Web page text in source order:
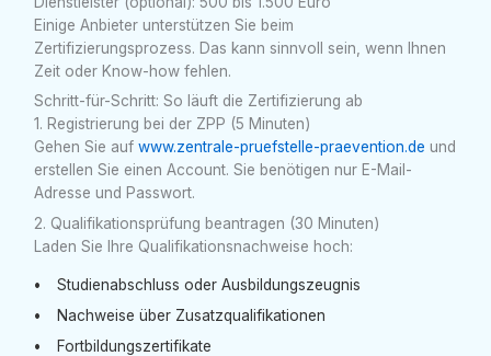
Einige Anbieter unterstützen Sie beim
Zertifizierungsprozess. Das kann sinnvoll sein, wenn Ihnen
Zeit oder Know-how fehlen.
Schritt-für-Schritt: So läuft die Zertifizierung ab
1. Registrierung bei der ZPP (5 Minuten)
Gehen Sie aufwww.zentrale-pruefstelle-praevention.de und
erstellen Sie einen Account. Sie benötigen nur E-Mail-
Adresse und Passwort.
2. Qualifikationsprüfung beantragen (30 Minuten)
Laden Sie Ihre Qualifikationsnachweise hoch:
Studienabschluss oder Ausbildungszeugnis
Nachweise über Zusatzqualifikationen
Fortbildungszertifikate